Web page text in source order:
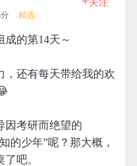
精选
关注
的第14天～
，还有每天带给我的欢
因考研而绝望的
的少年”呢？那大概，
吧。